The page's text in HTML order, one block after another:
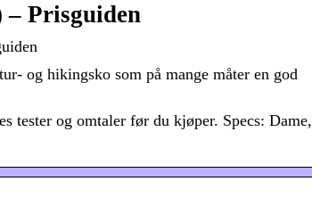
Prisguiden
og hikingsko som på mange måter en god
tester og omtaler før du kjøper. Specs: Dame,